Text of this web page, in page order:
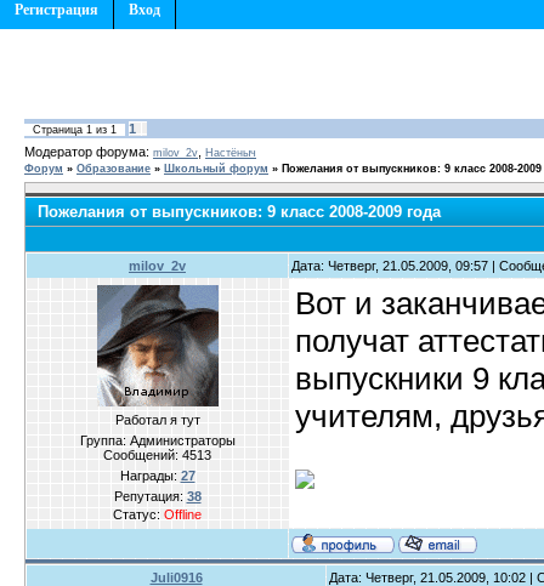
Регистрация Вход
Страница 1 из 1
1
Модератор форума: milov_2v, Настёныч
Форум » Образование » Школьный форум » Пожелания от выпускников: 9 класс 2008-2009
Пожелания от выпускников: 9 класс 2008-2009 года
milov_2v Дата: Четверг, 21.05.2009, 09:57 |
Работал я тут
Группа: Администраторы
Сообщений: 4513
Награды: 27
Репутация: 38
Статус: Offline
Вот и
получат
выпускники 9
учителям,
Juli0916 Дата: Четверг, 21.05.2009, 10:02